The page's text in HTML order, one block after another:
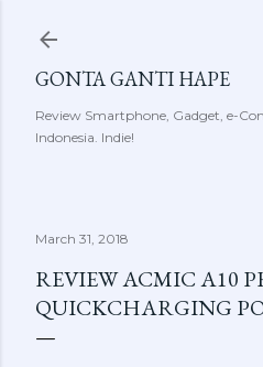
GONTA GANTI HAPE
Review Smartphone, Gadget, e-
Indonesia. Indie!
March 31, 2018
REVIEW ACMIC A10
QUICKCHARGING